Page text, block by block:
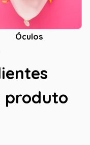
Óculos
produto